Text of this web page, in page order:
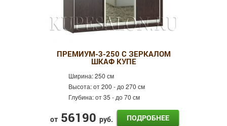
ПРЕМИУМ-3-250 С ЗЕРКАЛОМ
ШКАФ КУПЕ
Ширина:250 см
Высота:от 200 - до 270 см
Глубина:от 35 - до 70 см
от 56190 руб. ПОДРОБНЕЕ